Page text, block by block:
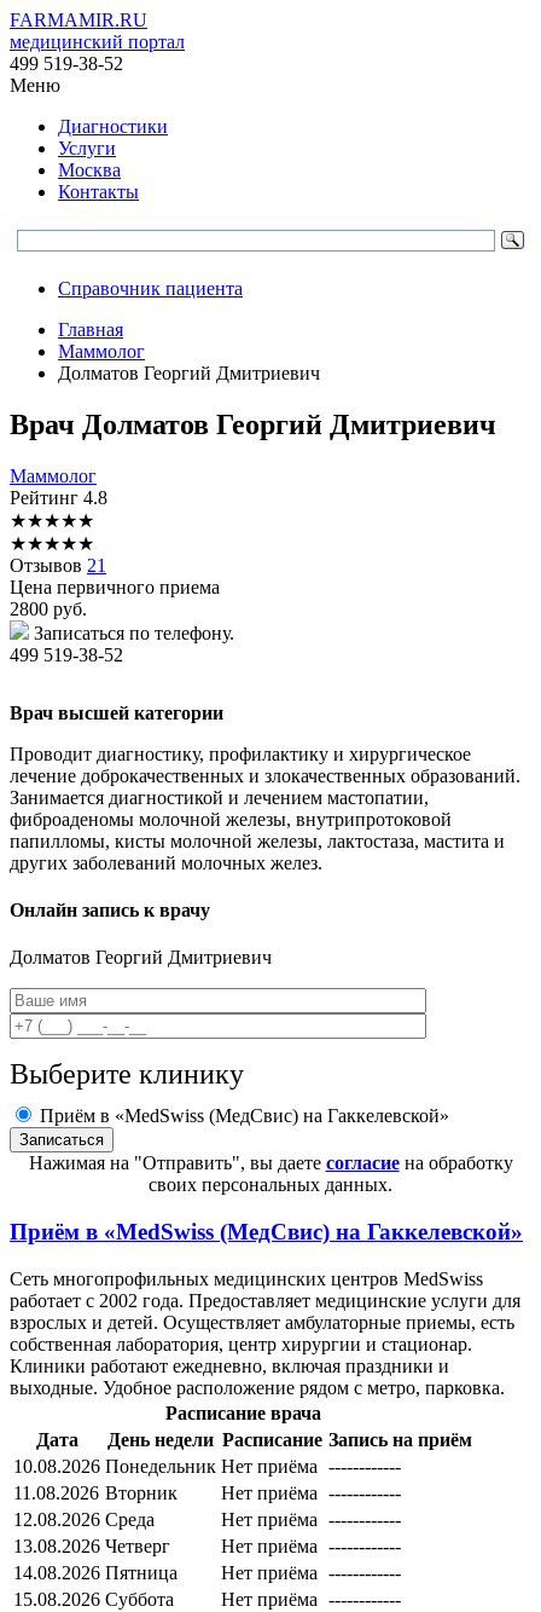
FARMAMIR.RU
медицинский портал
499 519-38-52
Меню
Диагностики
Услуги
Москва
Контакты
Справочник пациента
Главная
Маммолог
Долматов Георгий Дмитриевич
Врач Долматов Георгий Дмитриевич
Маммолог
Рейтинг 4.8
★★★★★
★★★★★
Отзывов 21
Цена первичного приема
2800 руб.
Записаться по телефону.
499 519-38-52
Врач высшей категории
Проводит диагностику, профилактику и хирургическое
лечение доброкачественных и злокачественных образований.
Занимается диагностикой и лечением мастопатии,
фиброаденомы молочной железы, внутрипротоковой
папилломы, кисты молочной железы, лактостаза, мастита и
других заболеваний молочных желез.
Онлайн запись к врачу
Долматов Георгий Дмитриевич
Выберите клинику
Приём в «MedSwiss (МедСвис) на Гаккелевской»
Нажимая на "Отправить", вы даете согласиена обработку
своих персональных данных.
Приём в «MedSwiss (МедСвис) на Гаккелевской»
Сеть многопрофильных медицинских центров MedSwiss
работает с 2002 года. Предоставляет медицинские услуги для
взрослых и детей. Осуществляет амбулаторные приемы, есть
собственная лаборатория, центр хирургии и стационар.
Клиники работают ежедневно, включая праздники и
выходные. Удобное расположение рядом с метро, парковка.
Расписание врача
Дата
День недели Расписание Запись на приём
10.08.2026 Понедельник Нет приёма ------------
11.08.2026 Вторник Нет приёма ------------
12.08.2026 Среда Нет приёма ------------
13.08.2026 Четверг Нет приёма ------------
14.08.2026 Пятница Нет приёма ------------
15.08.2026 Суббота Нет приёма ------------